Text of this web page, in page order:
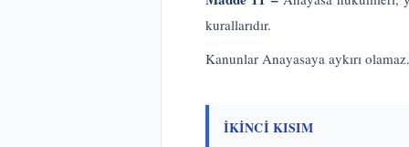
kurallarıdır.
Kanunlar Anayasaya aykırı olamaz.
İKİNCİ KISIM